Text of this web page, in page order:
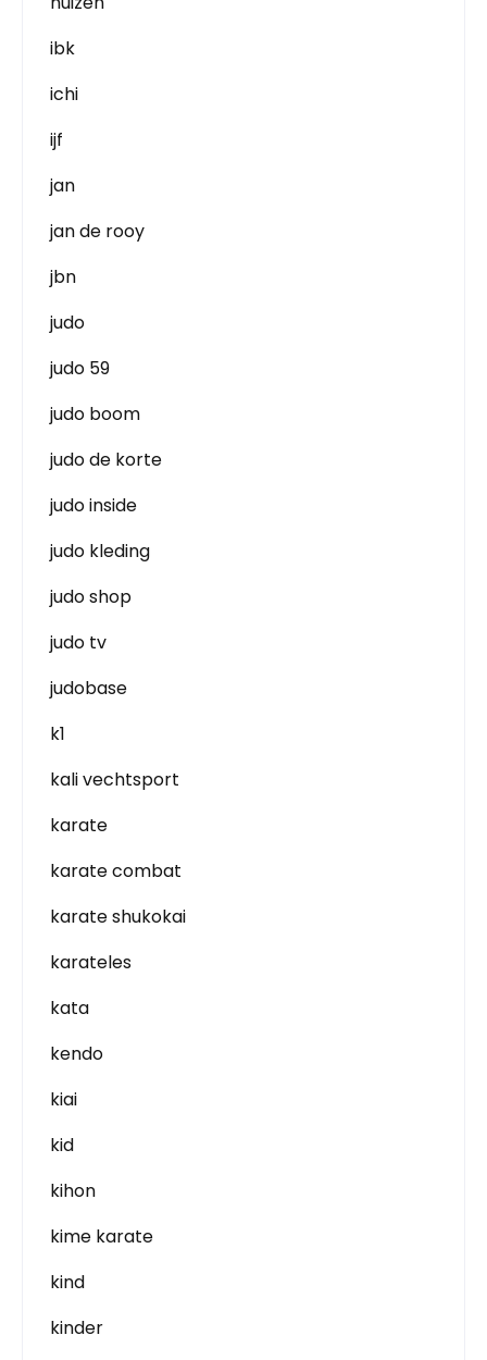
ibk
ichi
ijf
jan
jan de rooy
jbn
judo
judo 59
judo boom
judo de korte
judo inside
judo kleding
judo shop
judo tv
judobase
k1
kali vechtsport
karate
karate combat
karate shukokai
karateles
kata
kendo
kiai
kid
kihon
kime karate
kind
kinder